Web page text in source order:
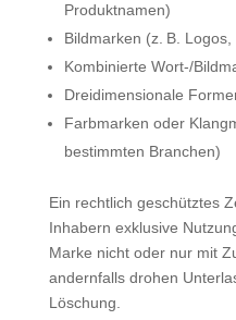
Produktnamen)
Bildmarken (z. B. Logos,
Kombinierte Wort-/
Dreidimensionale
Farbmarken oder
bestimmten Branchen)
Ein rechtlich geschütztes
Inhabern exklusive
Marke nicht oder nur mit
andernfalls drohen
Löschung.